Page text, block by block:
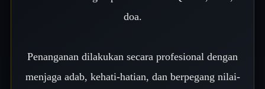
doa.
Penanganan dilakukan secara profesional dengan
menjaga adab, kehati-hatian, dan berpegang nilai-